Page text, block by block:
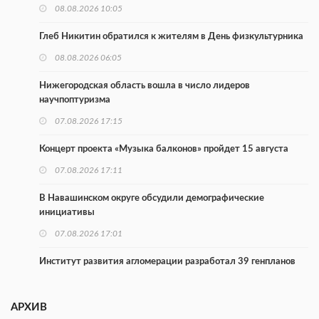
08.08.2026 10:05
Глеб Никитин обратился к жителям в День физкультурника
08.08.2026 06:05
Нижегородская область вошла в число лидеров
научпоптуризма
07.08.2026 17:15
Концерт проекта «Музыка балконов» пройдет 15 августа
07.08.2026 17:11
В Навашинском округе обсудили демографические
инициативы
07.08.2026 17:01
Институт развития агломерации разработал 39 генпланов
С 8 августа изменят схему движения на въезде в Нижний
АРХИВ